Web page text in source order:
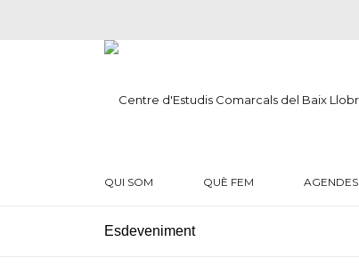
QUI SOM QUÈ FEM AGENDES